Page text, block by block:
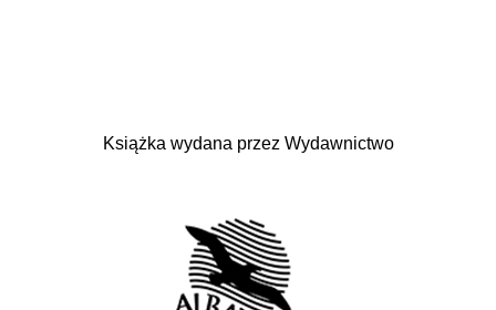
Książka wydana przez Wydawnictwo